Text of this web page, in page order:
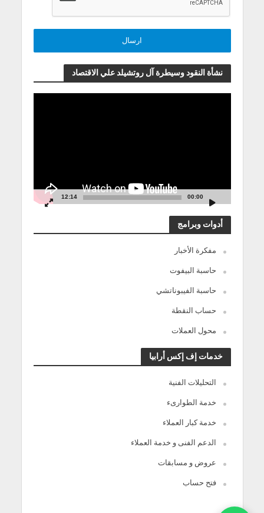
نشأة النقود وسيطرة آل روتشيلد علي الاقتصاد
00:00
12:14
أدوات وبرامج
مفكرة الأخبار
حاسبة البيفوت
حاسبة الفيبوناتشي
حساب النقطة
محول العملات
خدمات إف إكس أرابيا
التحليلات الفنية
خدمة الطوارىء
خدمة كبار العملاء
الدعم الفنى و خدمة العملاء
عروض و مسابقات
فتح حساب